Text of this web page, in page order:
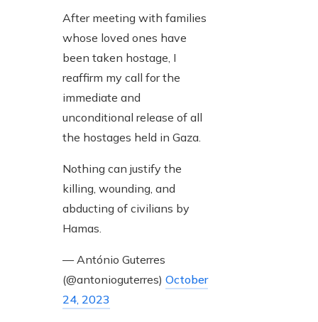
After meeting with families
whose loved ones have
been taken hostage, I
reaffirm my call for the
immediate and
unconditional release of all
the hostages held in Gaza.
Nothing can justify the
killing, wounding, and
abducting of civilians by
Hamas.
— António Guterres
(@antonioguterres) October
24, 2023